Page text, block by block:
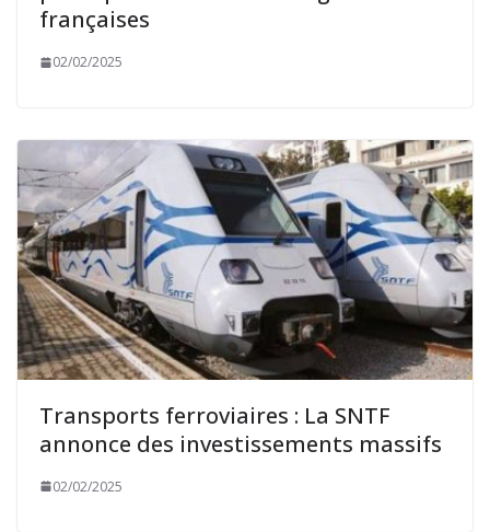
françaises
02/02/2025
Transports ferroviaires : La SNTF
annonce des investissements massifs
02/02/2025